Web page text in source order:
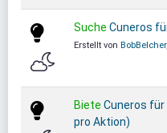
Suche Cuneros
Erstellt von BobBelcher
Biete Cuneros für
pro Aktion)